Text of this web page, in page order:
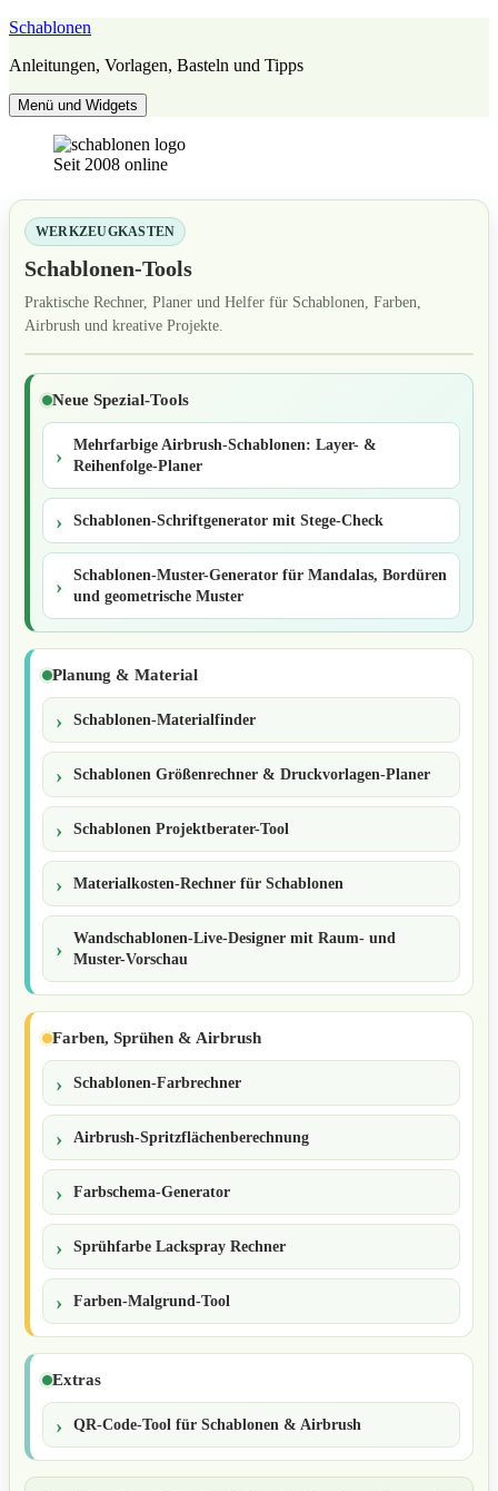
Zum
springen
Schablonen
Anleitungen, Vorlagen, Basteln und Tipps
Menü und Widgets
Seit 2008 online
WERKZEUGKASTEN
Schablonen-Tools
Praktische Rechner, Planer und Helfer für Schablonen, Farben,
Airbrush und kreative Projekte.
Neue Spezial-Tools
Mehrfarbige Airbrush-Schablonen: Layer- &
Reihenfolge-Planer
Schablonen-Schriftgenerator mit Stege-Check
Schablonen-Muster-Generator für Mandalas, Bordüren
und geometrische Muster
Planung & Material
Schablonen-Materialfinder
Schablonen Größenrechner & Druckvorlagen-Planer
Schablonen Projektberater-Tool
Materialkosten-Rechner für Schablonen
Wandschablonen-Live-Designer mit Raum- und
Muster-Vorschau
Farben, Sprühen & Airbrush
Schablonen-Farbrechner
Airbrush-Spritzflächenberechnung
Farbschema-Generator
Sprühfarbe Lackspray Rechner
Farben-Malgrund-Tool
Extras
QR-Code-Tool für Schablonen & Airbrush